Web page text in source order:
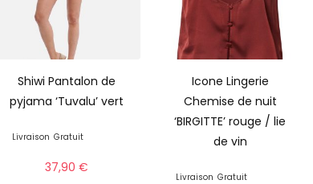
Shiwi Pantalon de
pyjama ‘Tuvalu’ vert
Livraison Gratuit
37,90 €
Icone Lingerie
Chemise de nuit
‘BIRGITTE’ rouge / lie
de vin
Livraison Gratuit